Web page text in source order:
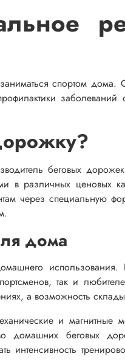
спортом
беговых
различных ценовых
через специальную
дома
так и
а возможность
и магнитные
домашних беговых
интенсивность